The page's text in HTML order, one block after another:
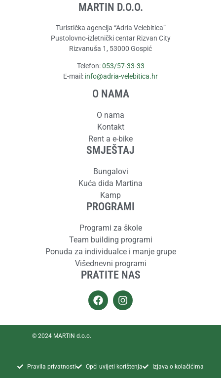
MARTIN D.O.O.
Turistička agencija “Adria Velebitica”
Pustolovno-izletnički centar Rizvan City
Rizvanuša 1, 53000 Gospić
Telefon:053/57-33-33
E-mail: info@adria-velebitica.hr
O NAMA
O nama
Kontakt
Rent a e-bike
SMJEŠTAJ
Bungalovi
Kuća dida Martina
Kamp
PROGRAMI
Programi za škole
Team building programi
Ponuda za individualce i manje grupe
Višednevni programi
PRATITE NAS
© 2024 MARTIN d.o.o.
Pravila privatnosti Opći uvijeti korištenja Izjava o kolačićima